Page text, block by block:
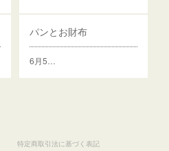
パンとお財布
6月5…
特定商取引法に基づく表記